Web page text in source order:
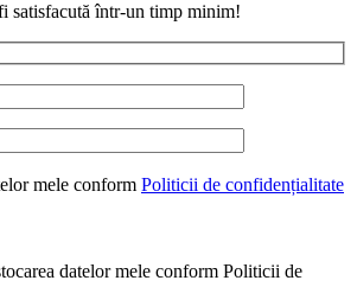
satisfacută într-un timp minim!
mele conform Politicii de confidențialitate
datelor mele conform Politicii de